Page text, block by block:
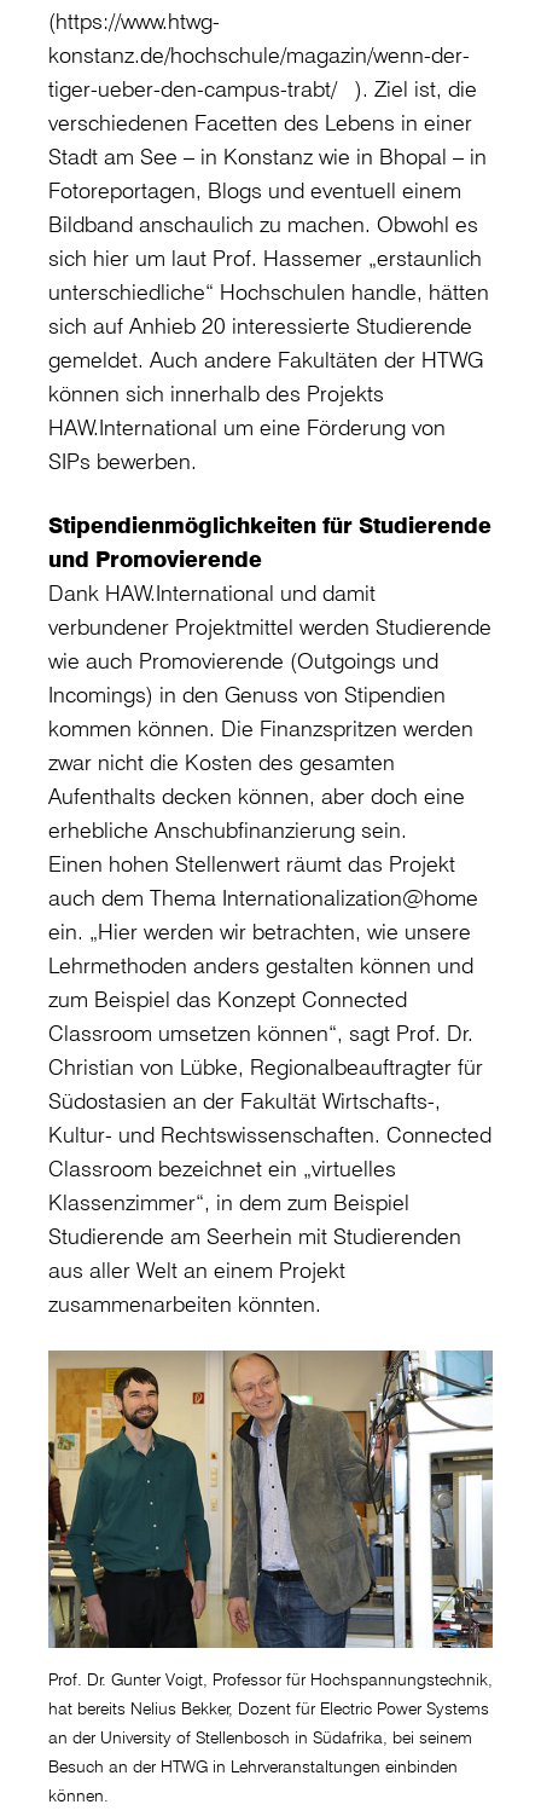
(https://www.htwg-
konstanz.de/hochschule/magazin/wenn-der-
tiger-ueber-den-campus-trabt/ ). Ziel ist, die
verschiedenen Facetten des Lebens in einer
Stadt am See – in Konstanz wie in Bhopal – in
Fotoreportagen, Blogs und eventuell einem
Bildband anschaulich zu machen. Obwohl es
sich hier um laut Prof. Hassemer „erstaunlich
unterschiedliche“ Hochschulen handle, hätten
sich auf Anhieb 20 interessierte Studierende
gemeldet. Auch andere Fakultäten der HTWG
können sich innerhalb des Projekts
HAW.International um eine Förderung von
SIPs bewerben.
Stipendienmöglichkeiten für Studierende
und Promovierende
Dank HAW.International und damit
verbundener Projektmittel werden Studierende
wie auch Promovierende (Outgoings und
Incomings) in den Genuss von Stipendien
kommen können. Die Finanzspritzen werden
zwar nicht die Kosten des gesamten
Aufenthalts decken können, aber doch eine
erhebliche Anschubfinanzierung sein.
Einen hohen Stellenwert räumt das Projekt
auch dem Thema Internationalization@home
ein. „Hier werden wir betrachten, wie unsere
Lehrmethoden anders gestalten können und
zum Beispiel das Konzept Connected
Classroom umsetzen können“, sagt Prof. Dr.
Christian von Lübke, Regionalbeauftragter für
Südostasien an der Fakultät Wirtschafts-,
Kultur- und Rechtswissenschaften. Connected
Classroom bezeichnet ein „virtuelles
Klassenzimmer“, in dem zum Beispiel
Studierende am Seerhein mit Studierenden
aus aller Welt an einem Projekt
zusammenarbeiten könnten.
Prof. Dr. Gunter Voigt, Professor für Hochspannungstechnik,
hat bereits Nelius Bekker, Dozent für Electric Power Systems
an der University of Stellenbosch in Südafrika, bei seinem
Besuch an der HTWG in Lehrveranstaltungen einbinden
können.